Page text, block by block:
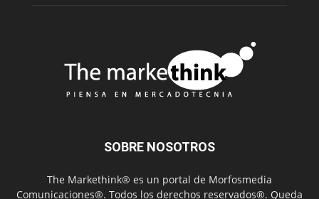
SOBRE NOSOTROS
The Markethink® es un portal de Morfosmedia
Comunicaciones®. Todos los derechos reservados®. Queda